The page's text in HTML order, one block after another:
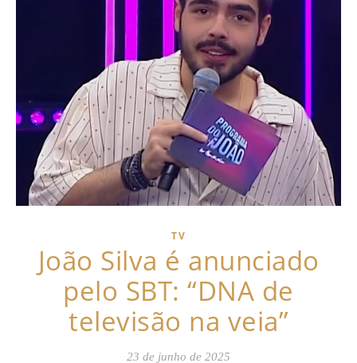
TV
João Silva é anunciado
pelo SBT: “DNA de
televisão na veia”
23 de junho de 2025